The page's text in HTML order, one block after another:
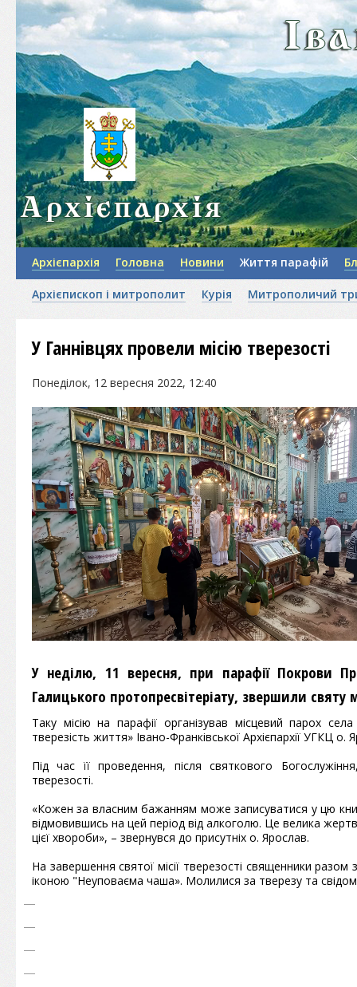
Архієпархія Головна Новини Життя парафій
Архієпископ і митрополит Курія Митрополичий
У Ганнівцях провели місію тверезості
Понеділок, 12 вересня 2022, 12:40
У неділю, 11 вересня, при парафії Покрови
Галицького протопресвітеріату, звершили святу
Таку місію на парафії організував місцевий парох
тверезість життя» Івано-Франківської Архієпархії УГКЦ
Під час її проведення, після святкового
тверезості.
«Кожен за власним бажанням може записуватися у цю
відмовившись на цей період від алкоголю. Це велика
цієї хвороби», – звернувся до присутніх о. Ярослав.
На завершення святої місії тверезості священники
іконою "Неуповаєма чаша». Молилися за тверезу та